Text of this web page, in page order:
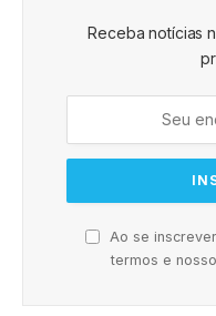
Receba notícias
Ao se
termos e